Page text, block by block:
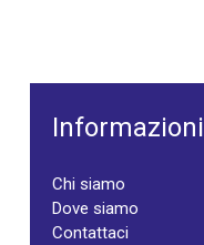
Informazioni
Chi siamo
Dove siamo
Contattaci